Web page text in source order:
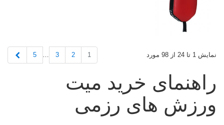
نمایش 1 تا 24 از 98 مورد 1
2
3
…
5
راهنمای خرید میت
ورزش های رزمی